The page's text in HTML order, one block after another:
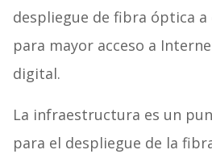
despliegue de fibra óptica a
para mayor acceso a
digital.
La infraestructura es un
para el despliegue de la